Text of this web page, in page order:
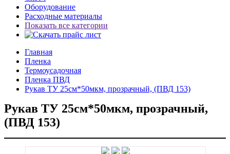
Оборудование
Расходные материалы
Показать все категории
Главная
Пленка
Термоусадочная
Пленка ПВД
Рукав ТУ 25см*50мкм, прозрачный, (ПВД 153)
Рукав ТУ 25см*50мкм, прозрачный,
(ПВД 153)